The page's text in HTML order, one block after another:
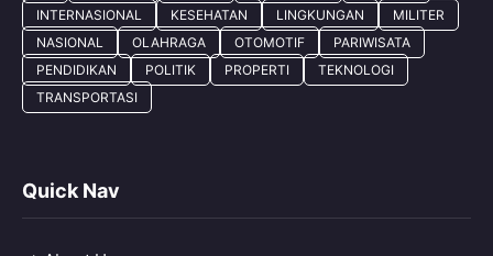
INTERNASIONAL
KESEHATAN LINGKUNGAN
MILITER
NASIONAL
OLAHRAGA OTOMOTIF
PARIWISATA
PENDIDIKAN
POLITIK PROPERTI
TEKNOLOGI
TRANSPORTASI
Quick Nav